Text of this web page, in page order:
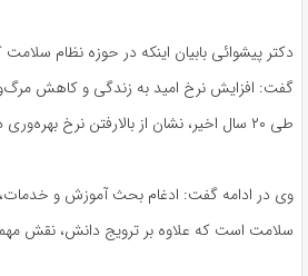
دکتر پیشوائی بابیان اینکه در حوزه نظام سلامت
گفت: افزایش نرخ امید به زندگی و کاهش
طی ۲۰ سال اخیر، نشان از بالارفتن نرخ بهره‌وری در این حوزه دارد.
وی در ادامه گفت: ادغام بحث آموزش و
سلامت است که علاوه بر ترویج دانش، نقش